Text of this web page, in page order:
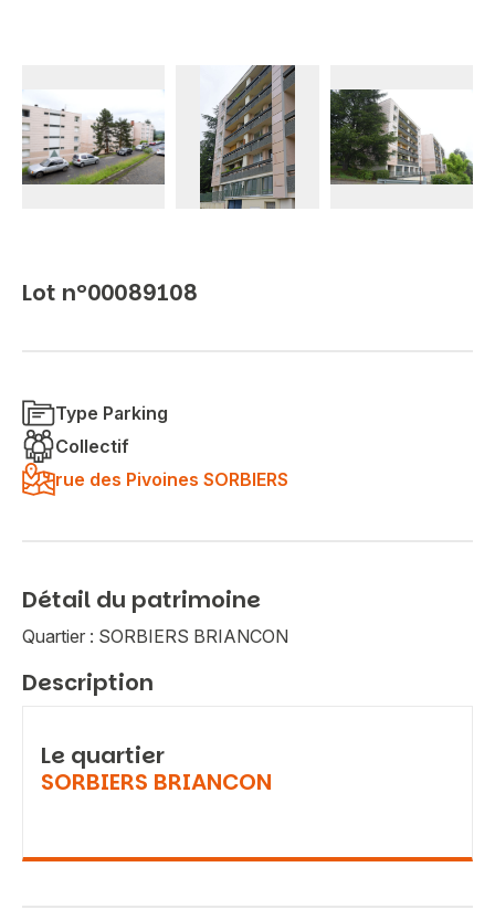
Lot n°00089108
Type Parking
Collectif
rue des Pivoines SORBIERS
Détail du patrimoine
Quartier : SORBIERS BRIANCON
Description
Le quartier
SORBIERS BRIANCON